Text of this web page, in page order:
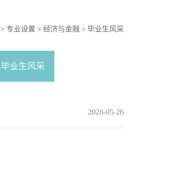
> 专业设置 > 经济与金融 > 毕业生风采
毕业生风采
2026-05-26